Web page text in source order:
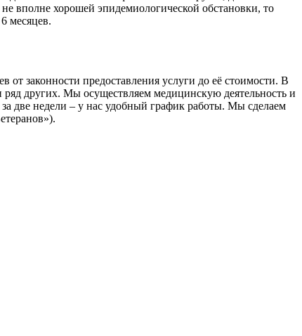
вполне хорошей эпидемиологической обстановки, то
месяцев.
от законности предоставления услуги до её стоимости. В
других. Мы осуществляем медицинскую деятельность и
две недели – у нас удобный график работы. Мы сделаем